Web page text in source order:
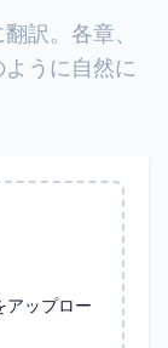
訳。各章、
うに自然に
アップロー